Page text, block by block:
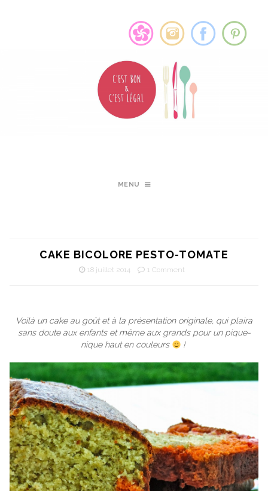
MENU
CAKE BICOLORE PESTO-TOMATE
18 juillet 2014 1 Comment
Voilà un cake au goût et à la présentation originale, qui plaira
sans doute aux enfants et même aux grands pour un pique-
nique haut en couleurs
!